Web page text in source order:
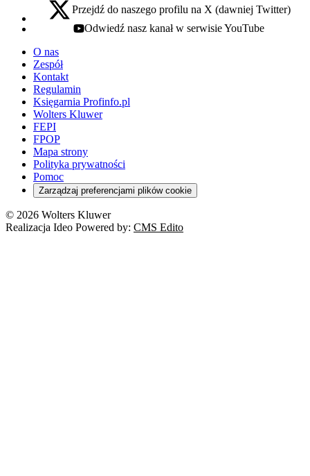
x - otwiera się w nowej karcie
Przejdź do naszego profilu na X (dawniej Twitter)
youtube - otwiera się w nowej karcie
Odwiedź nasz kanał w serwisie YouTube
O nas
Zespół
Kontakt
Regulamin
Księgarnia Profinfo.pl
Wolters Kluwer
FEPI
FPOP
Mapa strony
Polityka prywatności
Pomoc
Zarządzaj preferencjami plików cookie
© 2026 Wolters Kluwer
Realizacja Ideo Powered by: CMS Edito